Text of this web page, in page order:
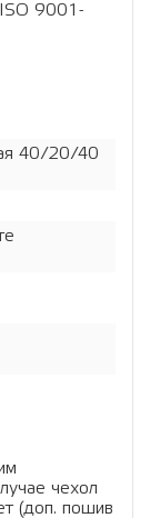
9001-
40/20/40
чехол
(доп. пошив